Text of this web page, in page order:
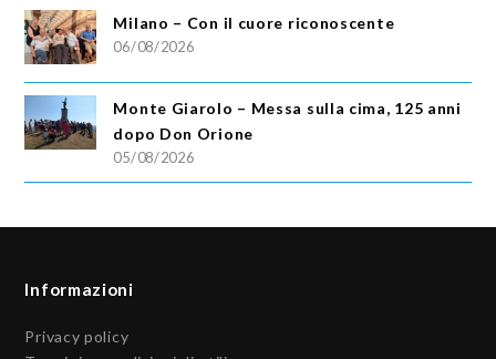
Milano – Con il cuore riconoscente
06/08/2026
Monte Giarolo – Messa sulla cima, 125 anni
dopo Don Orione
05/08/2026
Informazioni
Privacy policy